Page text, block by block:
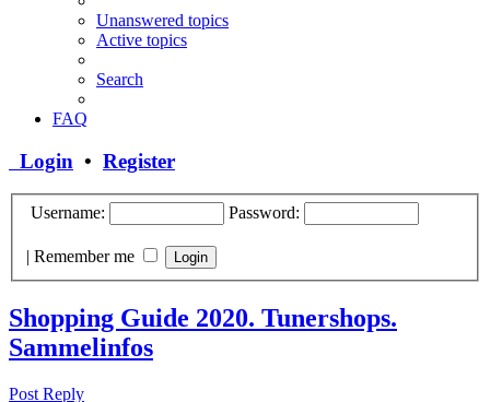
Unanswered topics
Active topics
Search
FAQ
Login • Register
Username: Password:
| Remember me
Shopping Guide 2020. Tunershops.
Sammelinfos
Post Reply